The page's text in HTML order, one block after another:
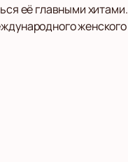
её главными хитами.
женского